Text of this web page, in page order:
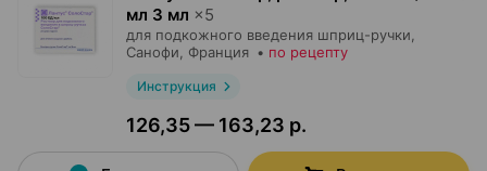
мл 3 мл ×5
для подкожного введения шприц-ручки,
Санофи , Франция • по рецепту
Инструкция
126,35 — 163,23 р.